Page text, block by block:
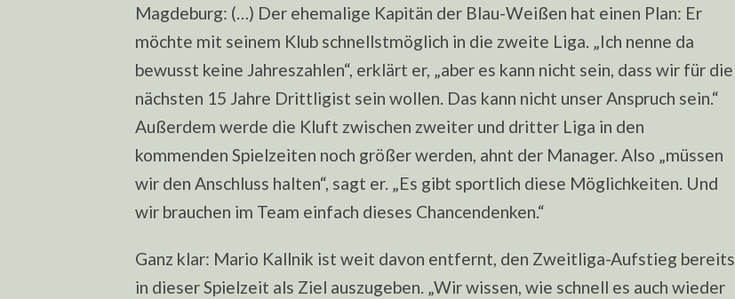
Magdeburg: (…) Der ehemalige Kapitän der Blau-Weißen hat einen Plan: Er
möchte mit seinem Klub schnellstmöglich in die zweite Liga. „Ich nenne da
bewusst keine Jahreszahlen“, erklärt er, „aber es kann nicht sein, dass wir für die
nächsten 15 Jahre Drittligist sein wollen. Das kann nicht unser Anspruch sein.“
Außerdem werde die Kluft zwischen zweiter und dritter Liga in den
kommenden Spielzeiten noch größer werden, ahnt der Manager. Also „müssen
wir den Anschluss halten“, sagt er. „Es gibt sportlich diese Möglichkeiten. Und
wir brauchen im Team einfach dieses Chancendenken.“
Ganz klar: Mario Kallnik ist weit davon entfernt, den Zweitliga-Aufstieg bereits
in dieser Spielzeit als Ziel auszugeben. „Wir wissen, wie schnell es auch wieder